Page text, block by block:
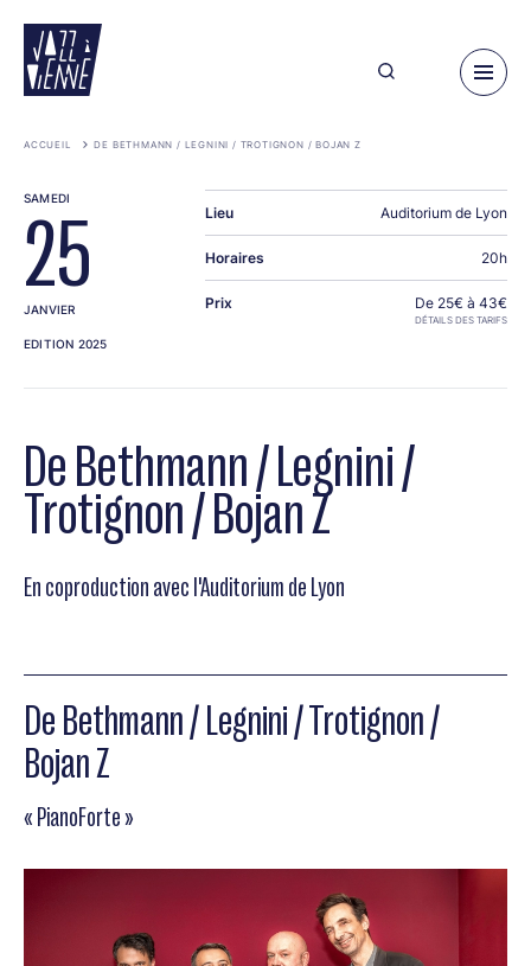
contenu
principal
ACCUEIL DE BETHMANN / LEGNINI / TROTIGNON / BOJAN Z
De Bethmann / Legnini /
Trotignon / Bojan Z
En coproduction avec l'Auditorium de Lyon
De Bethmann / Legnini / Trotignon /
Bojan Z
« PianoForte »
SAMEDI
25
JANVIER
EDITION 2025
Lieu Auditorium de Lyon
Horaires 20h
Prix De 25€ à 43€
DÉTAILS DES TARIFS